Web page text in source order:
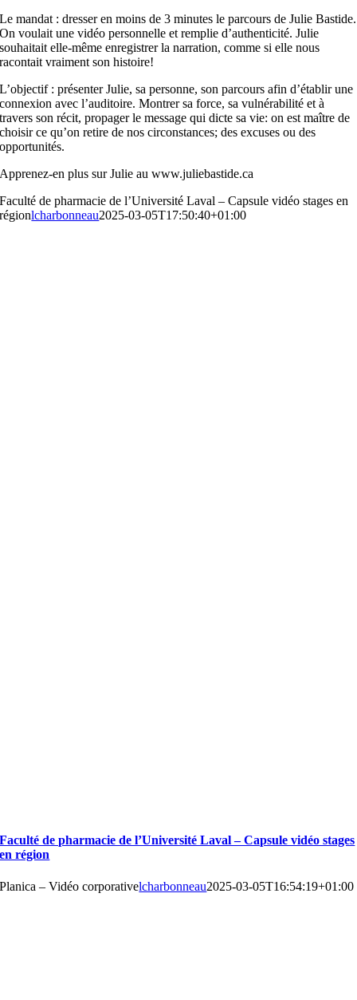
Le mandat : dresser en moins de 3 minutes le parcours de Julie Bastide.
On voulait une vidéo personnelle et remplie d’authenticité. Julie
souhaitait elle-même enregistrer la narration, comme si elle nous
racontait vraiment son histoire!
L’objectif : présenter Julie, sa personne, son parcours afin d’établir une
connexion avec l’auditoire. Montrer sa force, sa vulnérabilité et à
travers son récit, propager le message qui dicte sa vie: on est maître de
choisir ce qu’on retire de nos circonstances; des excuses ou des
opportunités.
Apprenez-en plus sur Julie au www.juliebastide.ca
Faculté de pharmacie de l’Université Laval – Capsule vidéo stages en
régionlcharbonneau2025-03-05T17:50:40+01:00
Faculté de pharmacie de l’Université Laval – Capsule vidéo stages
en région
Planica – Vidéo corporativelcharbonneau2025-03-05T16:54:19+01:00